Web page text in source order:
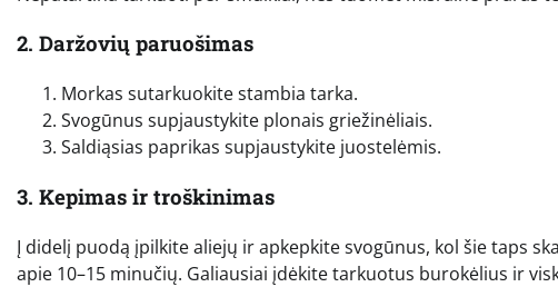
2. Daržovių paruošimas
Morkas sutarkuokite stambia tarka.
Svogūnus supjaustykite plonais griežinėliais.
Saldiąsias paprikas supjaustykite juostelėmis.
3. Kepimas ir troškinimas
Į didelį puodą įpilkite aliejų ir apkepkite svogūnus, kol šie taps
apie 10–15 minučių. Galiausiai įdėkite tarkuotus burokėlius ir